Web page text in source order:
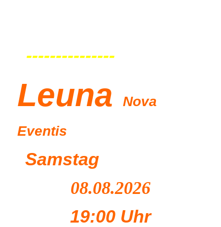
---------------
Leuna
Nova
Eventis
Samstag
08.08.2026
19:00 Uhr